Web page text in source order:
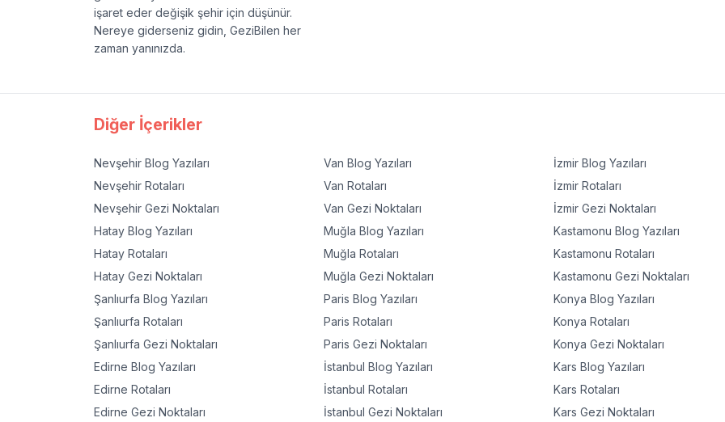
işaret eder değişik şehir için düşünür.
Nereye giderseniz gidin, GeziBilen her
zaman yanınızda.
Diğer İçerikler
Nevşehir Blog Yazıları
Nevşehir Rotaları
Nevşehir Gezi Noktaları
Hatay Blog Yazıları
Hatay Rotaları
Hatay Gezi Noktaları
Şanlıurfa Blog Yazıları
Şanlıurfa Rotaları
Şanlıurfa Gezi Noktaları
Edirne Blog Yazıları
Edirne Rotaları
Edirne Gezi Noktaları
Van Blog Yazıları
Van Rotaları
Van Gezi Noktaları
Muğla Blog Yazıları
Muğla Rotaları
Muğla Gezi Noktaları
Paris Blog Yazıları
Paris Rotaları
Paris Gezi Noktaları
İstanbul Blog Yazıları
İstanbul Rotaları
İstanbul Gezi Noktaları
İzmir Blog Yazıları
İzmir Rotaları
İzmir Gezi Noktaları
Kastamonu Blog Yazıları
Kastamonu Rotaları
Kastamonu Gezi Noktaları
Konya Blog Yazıları
Konya Rotaları
Konya Gezi Noktaları
Kars Blog Yazıları
Kars Rotaları
Kars Gezi Noktaları